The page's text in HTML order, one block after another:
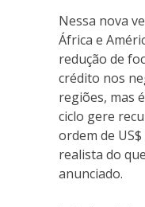
Nessa nova
África e
redução de
crédito nos
regiões, mas
ciclo gere
ordem de
realista do
anunciado.